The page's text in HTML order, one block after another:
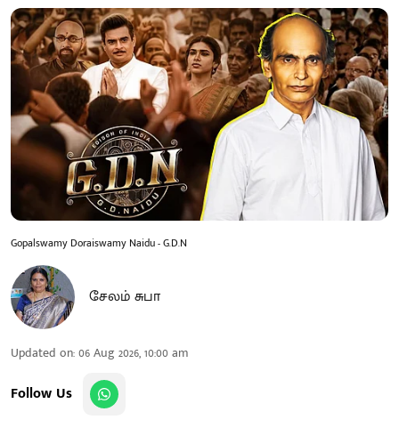
Gopalswamy Doraiswamy Naidu - G.D.N
சேலம் சுபா
Updated on:06 Aug 2026, 10:00 am
Follow Us